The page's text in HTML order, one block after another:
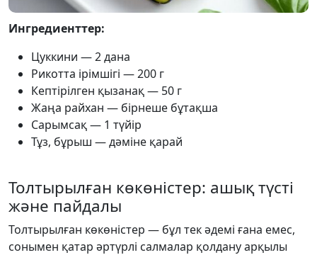
Ингредиенттер:
Цуккини — 2 дана
Рикотта ірімшігі — 200 г
Кептірілген қызанақ — 50 г
Жаңа райхан — бірнеше бұтақша
Сарымсақ — 1 түйір
Тұз, бұрыш — дәміне қарай
Толтырылған көкөністер: ашық түсті
және пайдалы
Толтырылған көкөністер — бұл тек әдемі ғана емес,
сонымен қатар әртүрлі салмалар қолдану арқылы